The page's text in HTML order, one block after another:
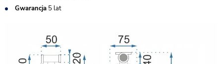
Gwarancja 5 lat